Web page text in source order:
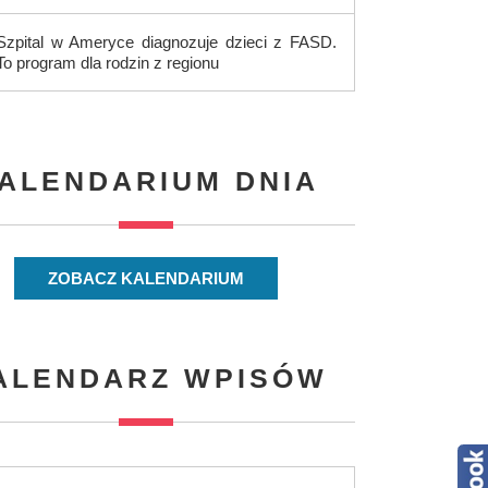
w Ameryce diagnozuje dzieci z FASD.
program dla rodzin z regionu
DNIA
ZOBACZ KALENDARIUM
WPISÓW